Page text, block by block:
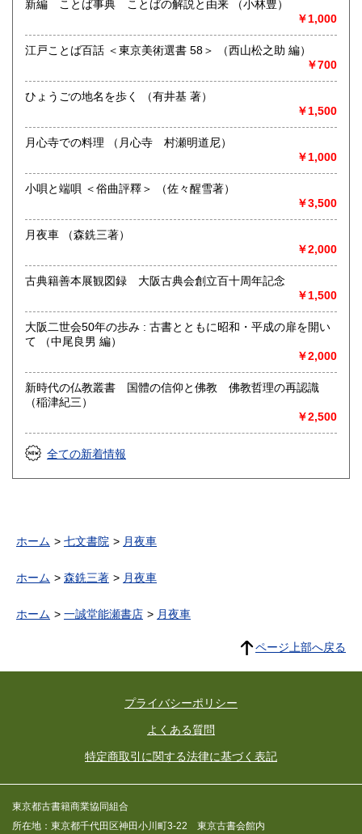
沖縄県 300円
-
取り扱い分野
歴史、美術工芸、趣味、古書一般（その他）
新編 ことば事典 ことばの解説と由来 （小林豊）
￥1,000
江戸ことば百話 ＜東京美術選書 58＞ （西山松之助 編）
￥700
ひょうごの地名を歩く （有井基 著）
￥1,500
月心寺での料理 （月心寺 村瀬明道尼）
￥1,000
小唄と端唄 ＜俗曲評釋＞ （佐々醒雪著）
￥3,500
月夜車 （森銑三著）
￥2,000
古典籍善本展観図録 大阪古典会創立百十周年記念
￥1,500
大阪二世会50年の歩み : 古書とともに昭和・平成の扉を開い
て （中尾良男 編）
￥2,000
新時代の仏教叢書 国體の信仰と佛教 佛教哲理の再認識
（稲津紀三）
￥2,500
全ての新着情報
ホーム 七文書院 月夜車
ホーム 森銑三著 月夜車
ホーム 一誠堂能瀬書店 月夜車
ページ上部へ戻る
プライバシーポリシー
よくある質問
特定商取引に関する法律に基づく表記
東京都古書籍商業協同組合
所在地：東京都千代田区神田小川町3-22 東京古書会館内